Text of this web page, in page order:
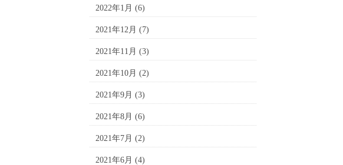
2022年1月 (6)
2021年12月 (7)
2021年11月 (3)
2021年10月 (2)
2021年9月 (3)
2021年8月 (6)
2021年7月 (2)
2021年6月 (4)